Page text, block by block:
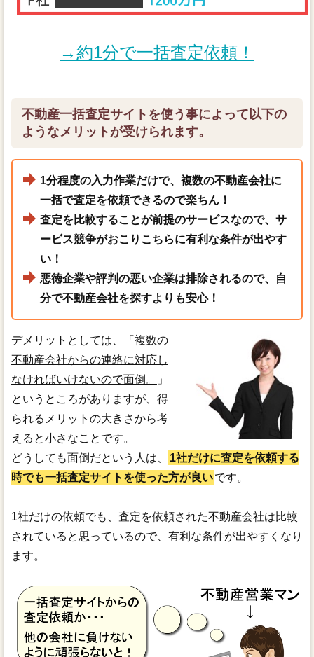
→約1分で一括査定依頼！
不動産一括査定サイトを使う事によって以下の
ようなメリットが受けられます。
1分程度の入力作業だけで、複数の不動産会社に
一括で査定を依頼できるので楽ちん！
査定を比較することが前提のサービスなので、サ
ービス競争がおこりこちらに有利な条件が出やす
い！
悪徳企業や評判の悪い企業は排除されるので、自
分で不動産会社を探すよりも安心！
デメリットとしては、「 複数の
不動産会社からの連絡に対応し
なければいけないので面倒。
」
というところがありますが、得
られるメリットの大きさから考
えると小さなことです。
どうしても面倒だという人は、
1社だけに査定を依頼する
時でも一括査定サイトを使った方が良いです。
1社だけの依頼でも、査定を依頼された不動産会社は比較
されていると思っているので、有利な条件が出やすくなり
ます。